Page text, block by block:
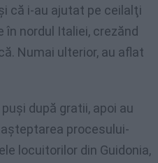
că i-au ajutat pe ceilalţi
nordul Italiei, crezănd
Numai ulterior, au aflat
după gratii, apoi au
procesului-
locuitorilor din Guidonia,